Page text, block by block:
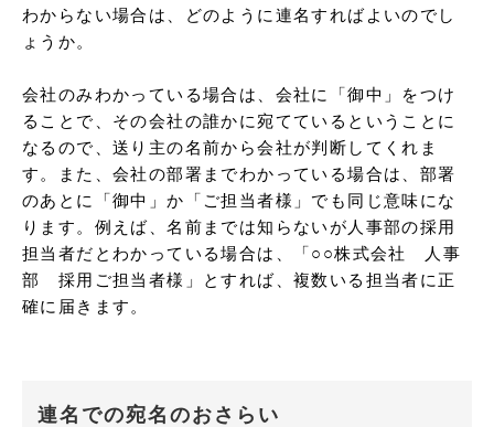
わからない場合は、どのように連名すればよいのでし
ょうか。
会社のみわかっている場合は、会社に「御中」をつけ
ることで、その会社の誰かに宛てているということに
なるので、送り主の名前から会社が判断してくれま
す。また、会社の部署までわかっている場合は、部署
のあとに「御中」か「ご担当者様」でも同じ意味にな
ります。例えば、名前までは知らないが人事部の採用
担当者だとわかっている場合は、「○○株式会社　人事
部　採用ご担当者様」とすれば、複数いる担当者に正
確に届きます。
連名での宛名のおさらい